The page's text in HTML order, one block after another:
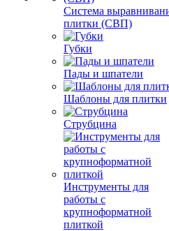
Система
плитки (СВП)
Губки
Пады и шпатели
Шаблоны для плитки
Струбцина
Инструменты для
работы с
крупноформатной
плиткой